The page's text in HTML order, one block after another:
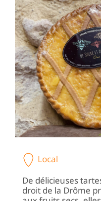
Local
De délicieuses
droit de la Drôme